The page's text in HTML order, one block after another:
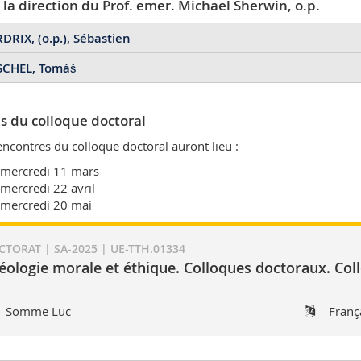
de déclaration d'accompagnement de thèse en conseil de
de la dignité bafouée de la personne humaine en
chrétienne
de déclaration d'accompagnement de thèse en conseil de
la direction du Prof. emer. Michael Sherwin, o.p.
(o.p.), Sébastien
et narrativité chez Alasdair MacIntyre, Jalons pour un
cotutelle avec l’Université de Lorraine)
Tomáš
virtutis : vers une conception adéquate de l’obligation pour
du colloque doctoral
du colloque doctoral auront lieu :
11 mars
22 avril
20 mai
| SA-2025 | UE-TTH.01334
morale et éthique. Colloques doctoraux.
Somme Luc